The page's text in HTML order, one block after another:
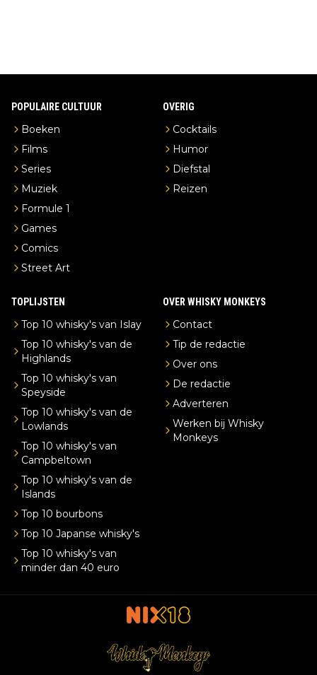
POPULAIRE CULTUUR
Boeken
Films
Series
Muziek
Formule 1
Games
Comics
Street Art
OVERIG
Cocktails
Humor
Diefstal
Reizen
TOPLIJSTEN
Top 10 whisky's van Islay
Top 10 whisky's van de
Highlands
Top 10 whisky's van
Speyside
Top 10 whisky's van de
Lowlands
Top 10 whisky's van
Campbeltown
Top 10 whisky's van de
Islands
Top 10 bourbons
Top 10 Japanse whisky's
Top 10 whisky's van
minder dan 40 euro
OVER WHISKY MONKEYS
Contact
Tip de redactie
Over ons
De redactie
Adverteren
Werken bij Whisky
Monkeys